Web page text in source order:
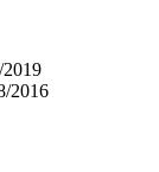
2016